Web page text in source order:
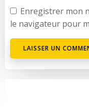
Enregistrer mon
le navigateur pour